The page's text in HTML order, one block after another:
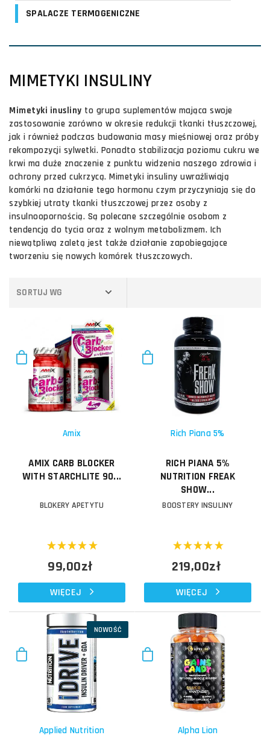
SPALACZE TERMOGENICZNE
MIMETYKI INSULINY
Mimetyki inusliny to grupa suplementów mająca swoje
zastosowanie zarówno w okresie redukcji tkanki tłuszczowej,
jak i również podczas budowania masy mięśniowej oraz próby
rekompozycji sylwetki. Ponadto stabilizacja poziomu cukru we
krwi ma duże znaczenie z punktu widzenia naszego zdrowia i
ochrony przed cukrzycą. Mimetyki insuliny uwrażliwiają
komórki na działanie tego hormonu czym przyczyniają się do
szybkiej utraty tkanki tłuszczowej przez osoby z
insulnoopornością. Są polecane szczególnie osobom z
tendencją do tycia oraz z wolnym metabolizmem. Ich
niewątpliwą zaletą jest także działanie zapobiegające
tworzeniu się nowych komórek tłuszczowych.
SORTUJ WG
Amix
AMIX CARB BLOCKER
WITH STARCHLITE 90...
BLOKERY APETYTU
99,00zł
WIĘCEJ
Rich Piana 5%
RICH PIANA 5%
NUTRITION FREAK
SHOW...
BOOSTERY INSULINY
219,00zł
WIĘCEJ
NOWOŚĆ
Applied Nutrition Alpha Lion